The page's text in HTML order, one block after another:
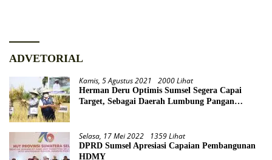
ADVETORIAL
Kamis, 5 Agustus 2021 2000 Lihat
Herman Deru Optimis Sumsel Segera Capai
Target, Sebagai Daerah Lumbung Pangan
Selasa, 17 Mei 2022 1359 Lihat
DPRD Sumsel Apresiasi Capaian Pembangunan
HDMY